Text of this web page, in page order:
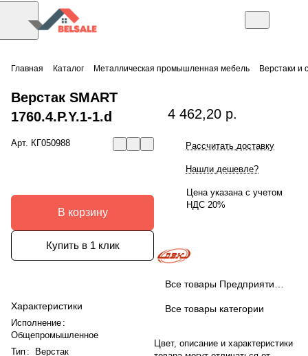
Главная Каталог Металлическая промышленная мебель Верстаки и
Верстак SMART
1760.4.P.Y.1-1.d
Арт. КГ050988
В корзину
Купить в 1 клик
Характеристики
Исполнение :
Общепромышленное
Тип :
Верстак
4 462,20 р.
Рассчитать доставку
Нашли дешевле?
Цена указана с учетом
НДС 20%
Все товары категории
Цвет, описание и характеристики